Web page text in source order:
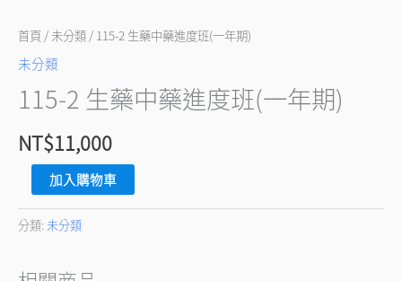
首頁 / 未分類 / 115-2 生藥中藥進度班(一年期)
未分類
115-2 生藥中藥進度班(一年期)
NT$11,000
年
期)
數
加入購物車
分類: 未分類